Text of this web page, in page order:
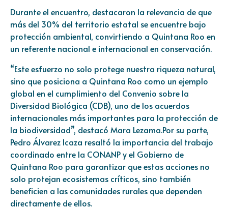
Durante el encuentro, destacaron la relevancia de que
más del 30% del territorio estatal se encuentre bajo
protección ambiental, convirtiendo a Quintana Roo en
un referente nacional e internacional en conservación.
“Este esfuerzo no solo protege nuestra riqueza natural,
sino que posiciona a Quintana Roo como un ejemplo
global en el cumplimiento del Convenio sobre la
Diversidad Biológica (CDB), uno de los acuerdos
internacionales más importantes para la protección de
la biodiversidad”, destacó Mara Lezama.Por su parte,
Pedro Álvarez Icaza resaltó la importancia del trabajo
coordinado entre la CONANP y el Gobierno de
Quintana Roo para garantizar que estas acciones no
solo protejan ecosistemas críticos, sino también
beneficien a las comunidades rurales que dependen
directamente de ellos.